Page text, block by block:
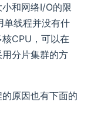
小和网络I/O的限
单线程并没有什
CPU，可以在
分片集群的方
原因也有下面的